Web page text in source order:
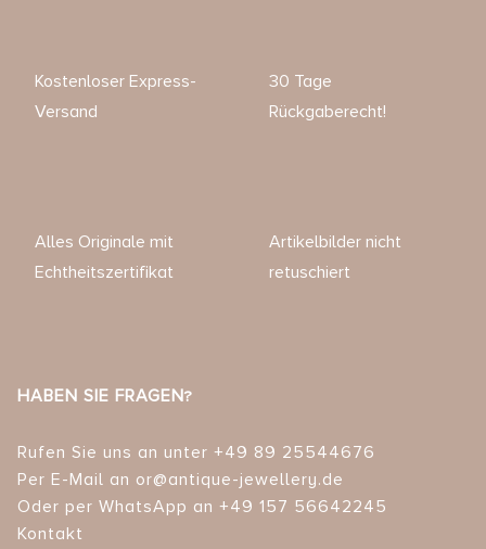
Kostenloser Express-
Versand
30 Tage
Rückgaberecht!
Alles Originale mit
Echtheitszertifikat
Artikelbilder nicht
retuschiert
HABEN SIE FRAGEN?
Rufen Sie uns an unter +49 89 25544676
Per E-Mail an or@antique-jewellery.de
Oder per WhatsApp an +49 157 56642245
Kontakt